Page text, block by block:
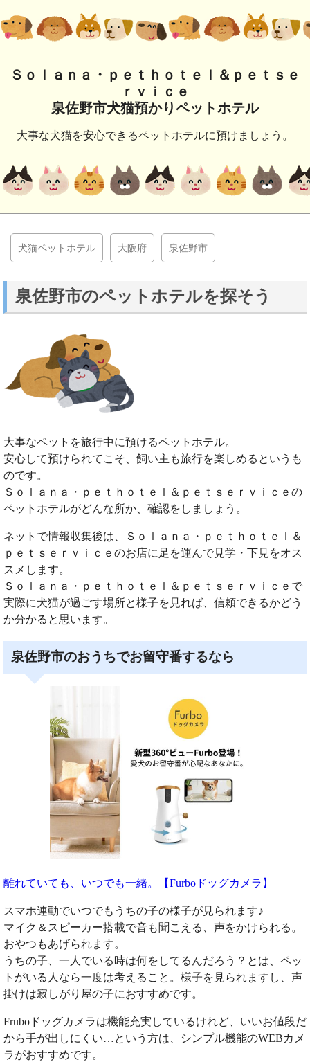
Ｓｏｌａｎａ・ｐｅｔｈｏｔｅｌ＆ｐｅｔｓｅ
ｒｖｉｃｅ
泉佐野市犬猫預かりペットホテル
大事な犬猫を安心できるペットホテルに預けましょう。
犬猫ペットホテル 大阪府 泉佐野市
泉佐野市のペットホテルを探そう
大事なペットを旅行中に預けるペットホテル。
安心して預けられてこそ、飼い主も旅行を楽しめるというも
のです。
Ｓｏｌａｎａ・ｐｅｔｈｏｔｅｌ＆ｐｅｔｓｅｒｖｉｃｅの
ペットホテルがどんな所か、確認をしましょう。
ネットで情報収集後は、Ｓｏｌａｎａ・ｐｅｔｈｏｔｅｌ＆
ｐｅｔｓｅｒｖｉｃｅのお店に足を運んで見学・下見をオス
スメします。
Ｓｏｌａｎａ・ｐｅｔｈｏｔｅｌ＆ｐｅｔｓｅｒｖｉｃｅで
実際に犬猫が過ごす場所と様子を見れば、信頼できるかどう
か分かると思います。
泉佐野市のおうちでお留守番するなら
離れていても、いつでも一緒。【Furboドッグカメラ】
スマホ連動でいつでもうちの子の様子が見られます♪
マイク＆スピーカー搭載で音も聞こえる、声をかけられる。
おやつもあげられます。
うちの子、一人でいる時は何をしてるんだろう？とは、ペッ
トがいる人なら一度は考えること。様子を見られますし、声
掛けは寂しがり屋の子におすすめです。
Fruboドッグカメラは機能充実しているけれど、いいお値段だ
から手が出しにくい…という方は、シンプル機能のWEBカメ
ラがおすすめです。